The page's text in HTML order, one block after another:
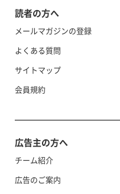
読者の方へ
メールマガジンの登録
よくある質問
サイトマップ
会員規約
広告主の方へ
チーム紹介
広告のご案内